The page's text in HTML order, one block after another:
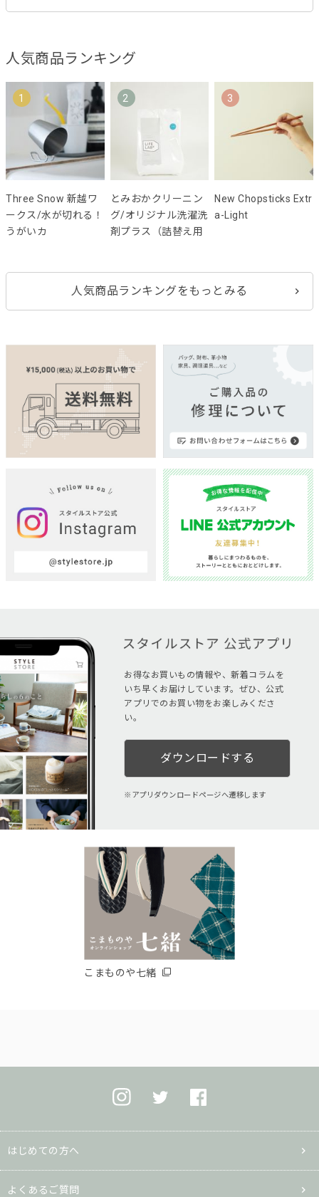
人気商品ランキング
1
Three Snow 新越ワ
ークス/水が切れる！
うがいカ
2
とみおかクリーニン
グ/オリジナル洗濯洗
剤プラス（詰替え用
3
New Chopsticks Extr
a-Light
人気商品ランキングをもっとみる
お得なお買いもの情報や、新着コラムを
いち早くお届けしています。ぜひ、公式
アプリでのお買い物をお楽しみくださ
い。
ダウンロードする
アプリダウンロードページへ遷移します
こまものや七緒
はじめての方へ
よくあるご質問